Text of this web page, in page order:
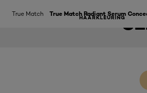
HAARKLEURING
True Match True Match Radiant Serum